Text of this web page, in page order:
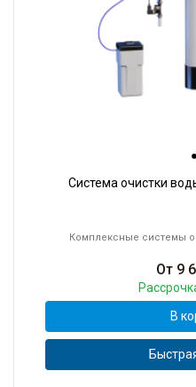
Система очистки
Комплексные системы
От 9
В